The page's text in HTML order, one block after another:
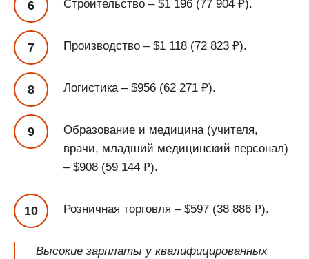
Строительство – $1 196 (77 904 ₽).
Производство – $1 118 (72 823 ₽).
Логистика – $956 (62 271 ₽).
Образование и медицина (учителя,
врачи, младший медицинский персонал)
– $908 (59 144 ₽).
Розничная торговля – $597 (38 886 ₽).
Высокие зарплаты у квалифицированных